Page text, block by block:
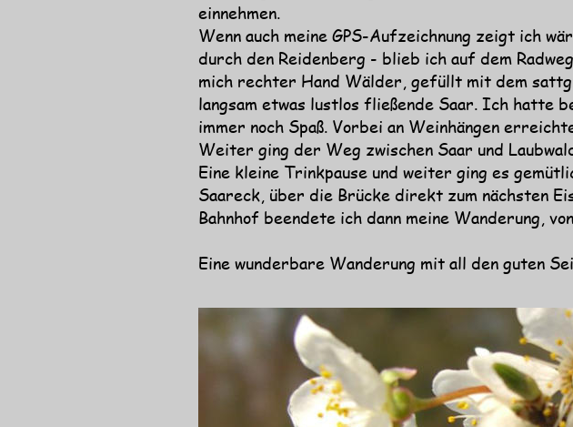
einnehmen.
Wenn auch meine GPS-Aufzeichnung zeigt ich
durch den Reidenberg - blieb ich auf dem
mich rechter Hand Wälder, gefüllt mit dem
langsam etwas lustlos fließende Saar. Ich hatte
immer noch Spaß. Vorbei an Weinhängen
Weiter ging der Weg zwischen Saar und
Eine kleine Trinkpause und weiter ging es
Saareck, über die Brücke direkt zum nächsten
Bahnhof beendete ich dann meine Wanderung,
Eine wunderbare Wanderung mit all den guten